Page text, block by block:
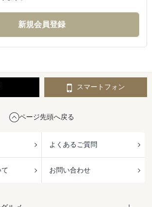
スマートフォン
ページ先頭へ戻る
よくあるご質問
お問い合わせ